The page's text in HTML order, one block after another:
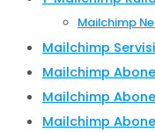
Mailchimp
Mailchimp
Mailchimp
Mailchimp
Mailchimp